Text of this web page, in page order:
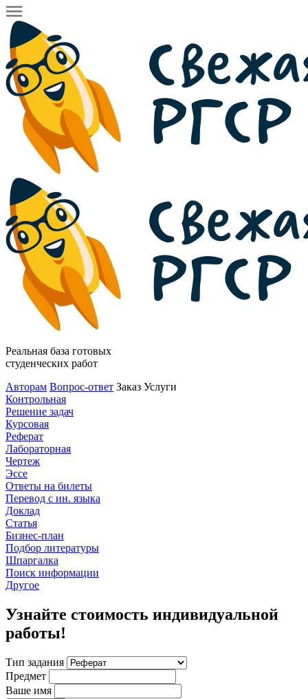
Реальная база готовых
студенческих работ
Авторам Вопрос-ответ Заказ Услуги
Контрольная
Решение задач
Курсовая
Реферат
Лабораторная
Чертеж
Эссе
Ответы на билеты
Перевод с ин. языка
Доклад
Статья
Бизнес-план
Подбор литературы
Шпаргалка
Поиск информации
Другое
Узнайте стоимость индивидуальной
работы!
Тип задания
Предмет
Ваше имя